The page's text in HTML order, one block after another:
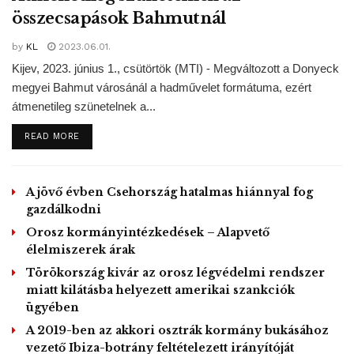
átirányításába. ” A kényszerű áthelyezés ellentmond az
Úgy látta: a jelenleg megújuló migrációs válság idején a
V4 alapfeladata a határok biztosítása, ezáltal az
állampolgárok biztonságának megőrzése, a migrációt
Az uniós költségvetési tervezetet illetően péntek reggel, a
V4-csúcstalálkozót megelőzően, Mateusz Morawiecki
lengyel kormányfő a szlovák hivatali kollégájával, Igor
Matoviccsal közös sajtóértekezleten örvendetesnek
nevezte, hogy Varsó és Pozsony, de az egész V4 is
nagyon hasonló álláspontot képvisel.
Matovic a beiktatása utáni első hivatalos látogatására
összecsapások Bahmutnál
by KL 2023.06.01.
Kijev, 2023. június 1., csütörtök (MTI) - Megváltozott a Donyeck
megyei Bahmut városánál a hadművelet formátuma, ezért
átmenetileg szünetelnek a...
READ MOREDETAILS
A jövő évben Csehország hatalmas hiánnyal fog
gazdálkodni
Orosz kormányintézkedések – Alapvető
élelmiszerek árak
Törökország kivár az orosz légvédelmi rendszer
miatt kilátásba helyezett amerikai szankciók
ügyében
A 2019-ben az akkori osztrák kormány bukásához
vezető Ibiza-botrány feltételezett irányítóját